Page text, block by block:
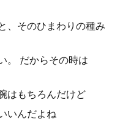
、そのひまわりの種み
。 だからその時は
はもちろんだけど
いんだよね